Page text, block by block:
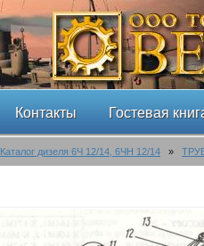
Контакты Гостевая
Каталог дизеля 6Ч 12/14, 6ЧН 12/14 »